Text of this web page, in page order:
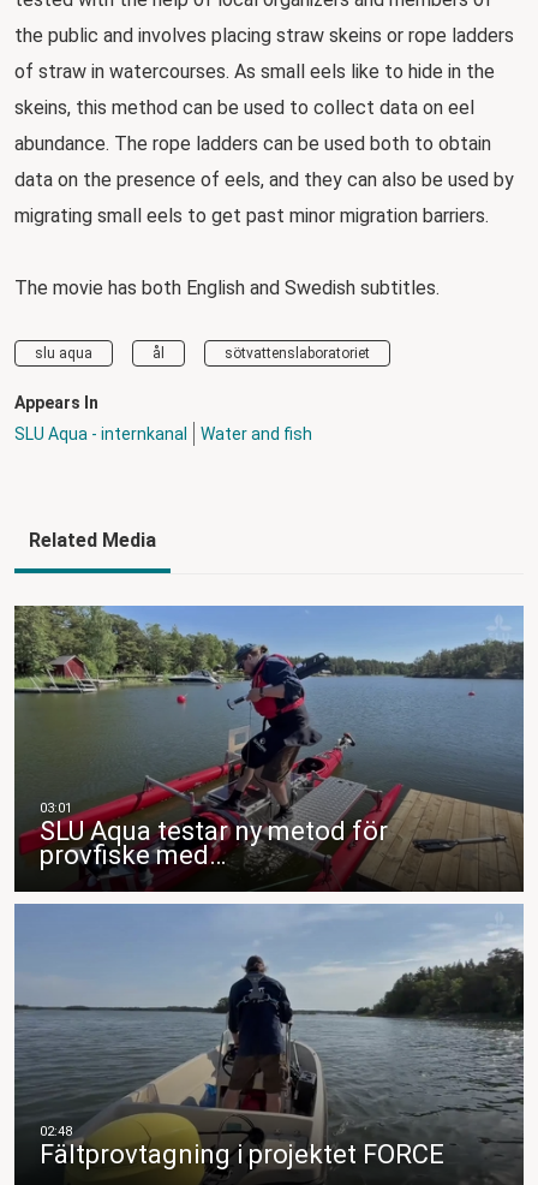
the public and involves placing straw skeins or rope ladders
of straw in watercourses. As small eels like to hide in the
skeins, this method can be used to collect data on eel
abundance. The rope ladders can be used both to obtain
data on the presence of eels, and they can also be used by
migrating small eels to get past minor migration barriers.
The movie has both English and Swedish subtitles.
slu aqua ål sötvattenslaboratoriet
Appears In
SLU Aqua - internkanal
Water and fish
Related Media
SLU Aqua testar ny metod för
provfiske med…
Fältprovtagning i projektet FORCE